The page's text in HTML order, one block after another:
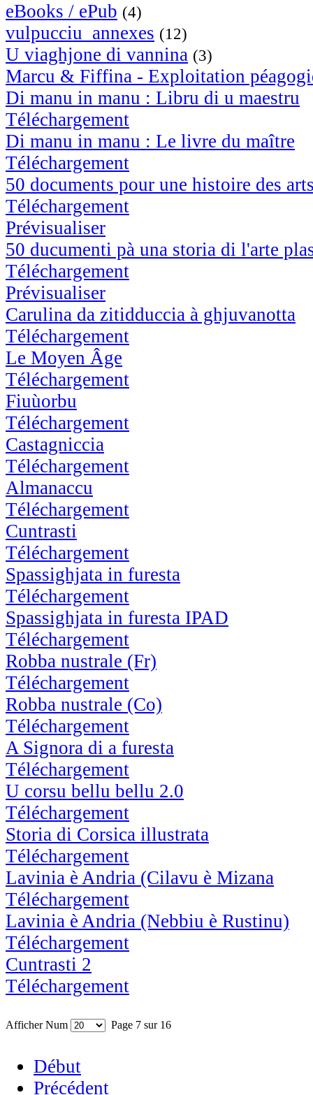
eBooks / ePub (4)
vulpucciu_annexes (12)
U viaghjone di vannina (3)
Marcu & Fiffina - Exploitation
Di manu in manu : Libru di u maestru
Téléchargement
Di manu in manu : Le livre du maître
Téléchargement
50 documents pour une histoire des
Téléchargement
Prévisualiser
50 ducumenti pà una storia di l'arte
Téléchargement
Prévisualiser
Carulina da zitidduccia à ghjuvanotta
Téléchargement
Le Moyen Âge
Téléchargement
Fiuùorbu
Téléchargement
Castagniccia
Téléchargement
Almanaccu
Téléchargement
Cuntrasti
Téléchargement
Spassighjata in furesta
Téléchargement
Spassighjata in furesta IPAD
Téléchargement
Robba nustrale (Fr)
Téléchargement
Robba nustrale (Co)
Téléchargement
A Signora di a furesta
Téléchargement
U corsu bellu bellu 2.0
Téléchargement
Storia di Corsica illustrata
Téléchargement
Lavinia è Andria (Cilavu è Mizana
Téléchargement
Lavinia è Andria (Nebbiu è Rustinu)
Téléchargement
Cuntrasti 2
Téléchargement
Afficher Num Page 7 sur 16
Début
Précédent